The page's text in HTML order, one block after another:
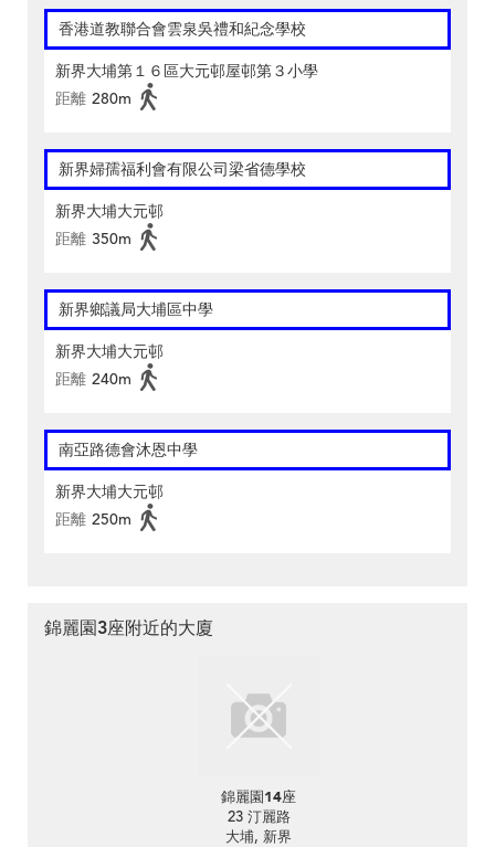
香港道教聯合會雲泉吳禮和紀念學校
新界大埔第１６區大元邨屋邨第３小學
距離 280m
新界婦孺福利會有限公司梁省德學校
新界大埔大元邨
距離 350m
新界鄉議局大埔區中學
新界大埔大元邨
距離 240m
南亞路德會沐恩中學
新界大埔大元邨
距離 250m
錦麗園3座附近的大廈
錦麗園14座
23 汀麗路
大埔, 新界